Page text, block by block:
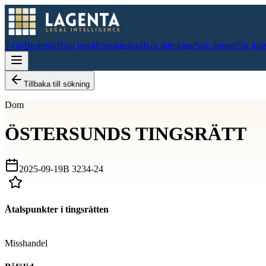
TvistBrottmålHitta juristFöretagstvistKör rättegångSök domarFör
Tillbaka till sökning
Dom
ÖSTERSUNDS TINGSRÄTT
2025-09-19B 3234-24
Åtalspunkter i tingsrätten
Misshandel